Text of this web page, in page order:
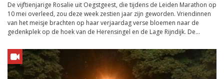
De vijftienjarige Rosalie uit Oegstgeest, die tijdens de Leiden Marathon op
10 mei overleed, zou deze week zestien jaar zijn geworden. Vriendinnen
van het meisje brachten op haar verjaardag verse bloemen naar de
gedenkplek op de hoek van de Herensingel en de Lage Rijndijk. De...